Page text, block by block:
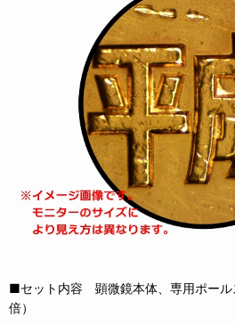
■セット内容 顕微鏡本体、専用ポール
倍）